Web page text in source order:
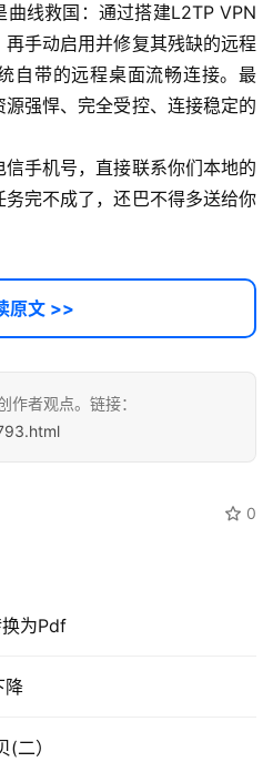
曲线救国：通过搭建L2TP VPN
手动启用并修复其残缺的远程
自带的远程桌面流畅连接。最
强悍、完全受控、连接稳定的
手机号，直接联系你们本地的
完不成了，还巴不得多送给你
原文 >>
作者观点。链接：
0
为Pdf
降
二）